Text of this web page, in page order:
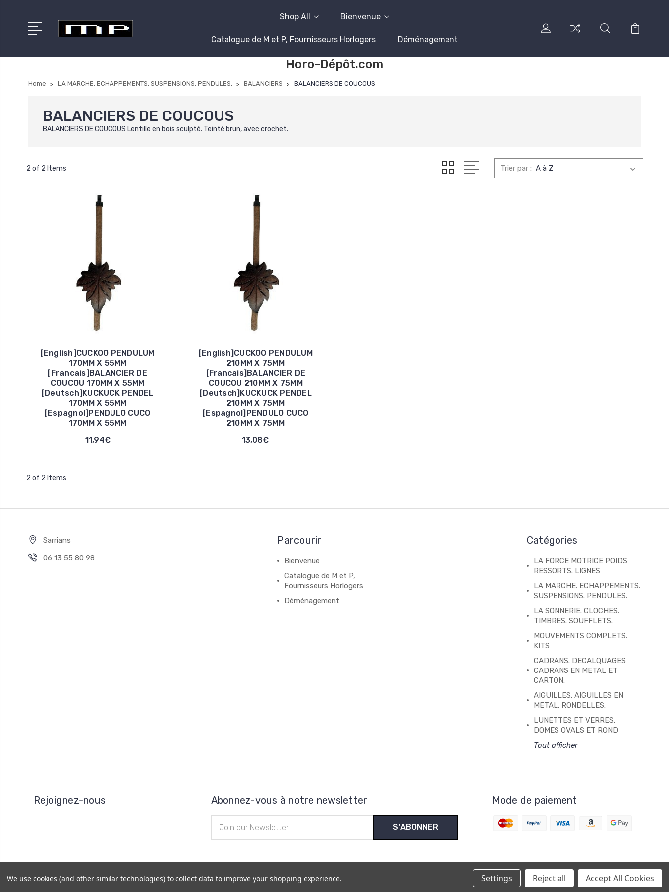
Shop All Bienvenue
Catalogue de M et P, Fournisseurs Horlogers Déménagement
Horo-Dépôt.com
Home LA MARCHE. ECHAPPEMENTS. SUSPENSIONS. PENDULES. BALANCIERS BALANCIERS DE COUCOUS
BALANCIERS DE COUCOUS
BALANCIERS DE COUCOUS Lentille en bois sculpté. Teinté brun, avec crochet.
2 of 2 Items Trier par :
[English]CUCKOO PENDULUM
170MM X 55MM
[Francais]BALANCIER DE
COUCOU 170MM X 55MM
[Deutsch]KUCKUCK PENDEL
170MM X 55MM
[Espagnol]PENDULO CUCO
170MM X 55MM
11,94€
[English]CUCKOO PENDULUM
210MM X 75MM
[Francais]BALANCIER DE
COUCOU 210MM X 75MM
[Deutsch]KUCKUCK PENDEL
210MM X 75MM
[Espagnol]PENDULO CUCO
210MM X 75MM
13,08€
2 of 2 Items
Sarrians
06 13 55 80 98
Parcourir
Bienvenue
Catalogue de M et P,
Fournisseurs Horlogers
Déménagement
Catégories
LA FORCE MOTRICE POIDS
RESSORTS. LIGNES
LA MARCHE. ECHAPPEMENTS.
SUSPENSIONS. PENDULES.
LA SONNERIE. CLOCHES.
TIMBRES. SOUFFLETS.
MOUVEMENTS COMPLETS.
KITS
CADRANS. DECALQUAGES
CADRANS EN METAL ET
CARTON.
AIGUILLES. AIGUILLES EN
METAL. RONDELLES.
LUNETTES ET VERRES.
DOMES OVALS ET ROND
Tout afficher
Rejoignez-nous Abonnez-vous à notre newsletter
mail
Mode de paiement
Horo Depôt
We use cookies (and other similar technologies) to collect data to improve your shopping experience. Settings Reject all Accept All Cookies